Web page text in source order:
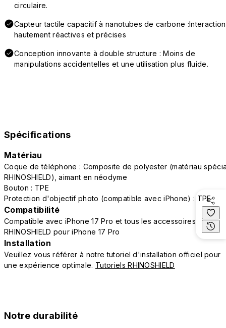
circulaire.
Capteur tactile capacitif à nanotubes de carbone
hautement réactives et précises
Conception innovante à double structure : Moins de
manipulations accidentelles et une utilisation plus fluide.
Spécifications
Matériau
Coque de téléphone : Composite de polyester (matériau
RHINOSHIELD), aimant en néodyme
Bouton : TPE
Protection d'objectif photo (compatible avec iPhone) : TPE
Compatibilité
Compatible avec iPhone 17 Pro et tous les accessoires
RHINOSHIELD pour iPhone 17 Pro
Installation
Veuillez vous référer à notre tutoriel d'installation officiel pour
une expérience optimale. Tutoriels RHINOSHIELD
Notre durabilité